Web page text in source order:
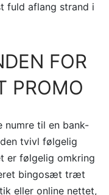
fuld aflang strand i
FOR
PROMO
numre til en bank-
tvivl følgelig
er følgelig omkring
bingosæt træt
eller online nettet,